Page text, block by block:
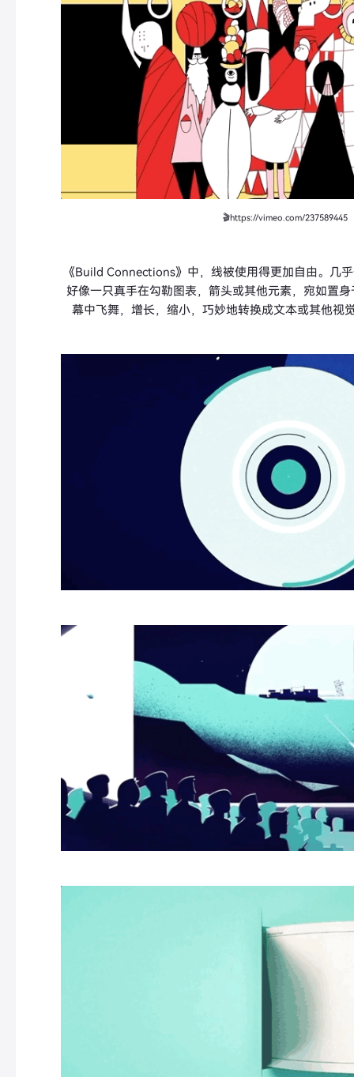
🎬https://vimeo.com/237589445
《Build Connections》中，线被使用得更加自由。几
好像一只真手在勾勒图表，箭头或其他元素，宛如置
幕中飞舞，增长，缩小，巧妙地转换成文本或其他视